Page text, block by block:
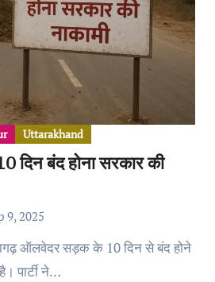
Uttarakhand
बंद होना सरकार की
9, 2025
पार्टी ने…